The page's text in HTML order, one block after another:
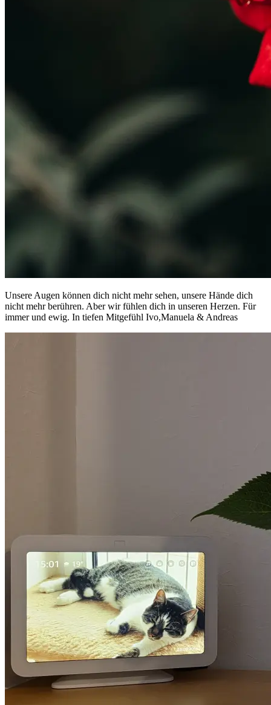
Unsere Augen können dich nicht mehr sehen, unsere Hände dich
nicht mehr berühren. Aber wir fühlen dich in unseren Herzen. Für
immer und ewig. In tiefen Mitgefühl Ivo,Manuela & Andreas